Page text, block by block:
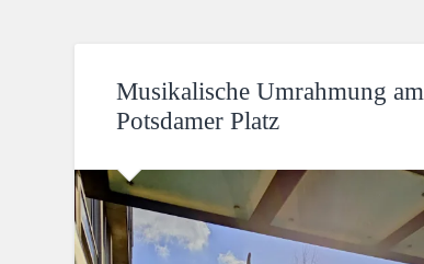
Musikalische Umrahmung am
Potsdamer Platz